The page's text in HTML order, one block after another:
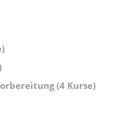
(4 Kurse)